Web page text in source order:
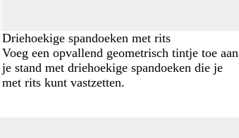
Driehoekige spandoeken met rits
Voeg een opvallend geometrisch tintje toe aan
je stand met driehoekige spandoeken die je
met rits kunt vastzetten.